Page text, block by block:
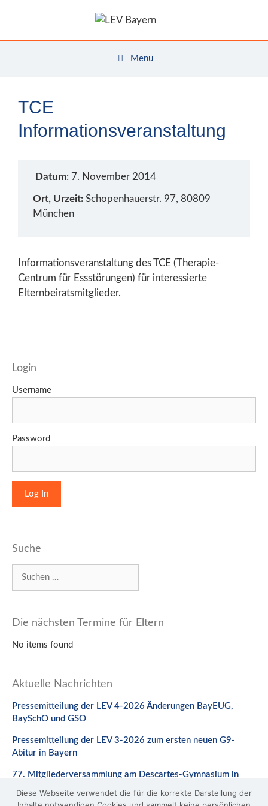
Menu
TCE
Informationsveranstaltung
Datum: 7. November 2014
Ort, Urzeit: Schopenhauerstr. 97, 80809
München
Informationsveranstaltung des TCE (Therapie-
Centrum für Essstörungen) für interessierte
Elternbeiratsmitglieder.
Login
Username
Password
Suche
Die nächsten Termine für Eltern
No items found
Aktuelle Nachrichten
Pressemitteilung der LEV 4-2026 Änderungen BayEUG,
BaySchO und GSO
Pressemitteilung der LEV 3-2026 zum ersten neuen G9-
Abitur in Bayern
77. Mitgliederversammlung am Descartes-Gymnasium in
Diese Webseite verwendet die für die korrekte Darstellung der